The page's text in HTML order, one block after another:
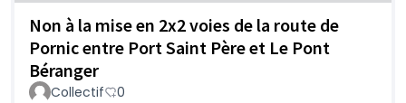
Non à la mise en 2x2 voies de la route de
Pornic entre Port Saint Père et Le Pont
Béranger
Collectif 0